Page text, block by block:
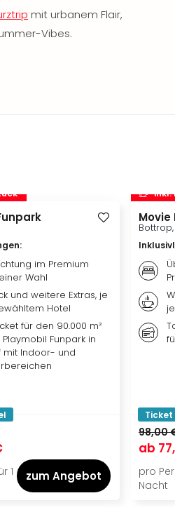
mit urbanem Flair,
Vibes.
:
im Premium
Wahl
und weitere Extras, je
Hotel
für den 90.000 m²
Funpark in
mit Indoor- und
1
zum Angebot
inkl.
Movie
Bottrop,
Ticket
98,00
ab
pro
Nacht